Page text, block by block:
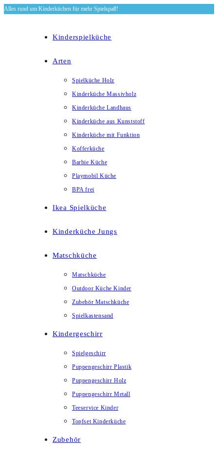
Zum
Alles rund um Kinderküchen für mehr Spielspaß!
Kinderspielküche
Arten
Spielküche Holz
Kinderküche Massivholz
Kinderküche Landhaus
Kinderküche aus Kunststoff
Kinderküche mit Funktion
Kofferküche
Barbie Küche
Playmobil Küche
BPA frei
Ikea Spielküche
Kinderküche Jungs
Matschküche
Matschküche
Outdoor Küche Kinder
Zubehör Matschküche
Spielkastensand
Kindergeschirr
Spielgeschirr
Puppengeschirr Plastik
Puppengeschirr Holz
Puppengeschirr Metall
Teeservice Kinder
Topfset Kinderküche
Zubehör